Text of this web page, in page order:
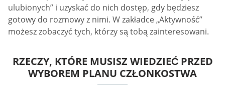
ulubionych” i uzyskać do nich dostęp, gdy będziesz
gotowy do rozmowy z nimi. W zakładce „Aktywność”
możesz zobaczyć tych, którzy są tobą zainteresowani.
RZECZY, KTÓRE MUSISZ WIEDZIEĆ PRZED
WYBOREM PLANU CZŁONKOSTWA